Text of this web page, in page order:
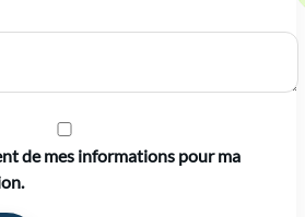
de mes informations pour ma